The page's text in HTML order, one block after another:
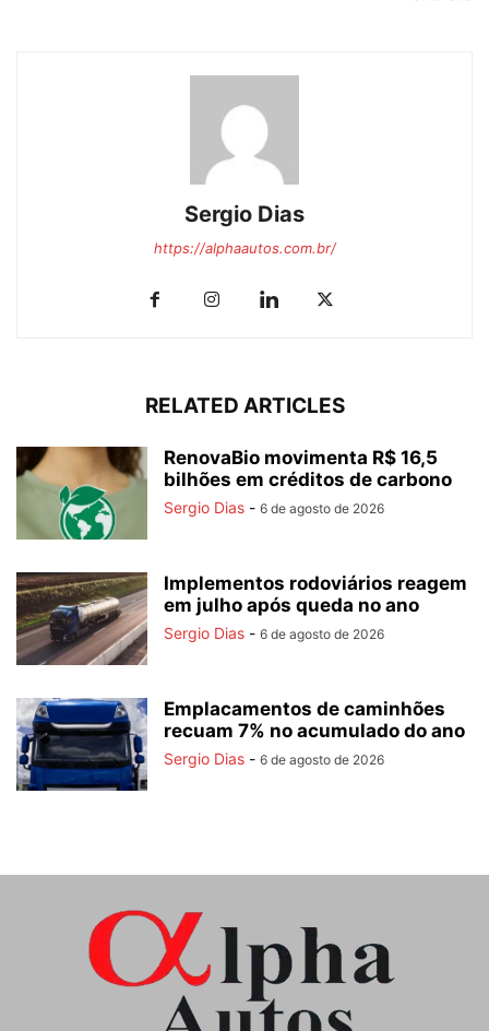
Sergio Dias
https://alphaautos.com.br/
RELATED ARTICLES
RenovaBio movimenta R$ 16,5
bilhões em créditos de carbono
Sergio Dias - 6 de agosto de 2026
Implementos rodoviários reagem
em julho após queda no ano
Sergio Dias - 6 de agosto de 2026
Emplacamentos de caminhões
recuam 7% no acumulado do ano
Sergio Dias - 6 de agosto de 2026